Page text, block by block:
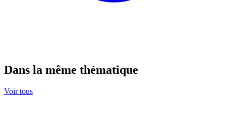
Dans la même thématique
Voir tous